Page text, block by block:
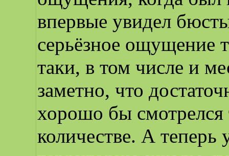
впервые увидел
серьёзное ощущение
таки, в том числе и
заметно, что
хорошо бы смотрелся
количестве. А теперь